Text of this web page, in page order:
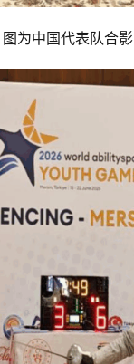
图为中国代表队合影